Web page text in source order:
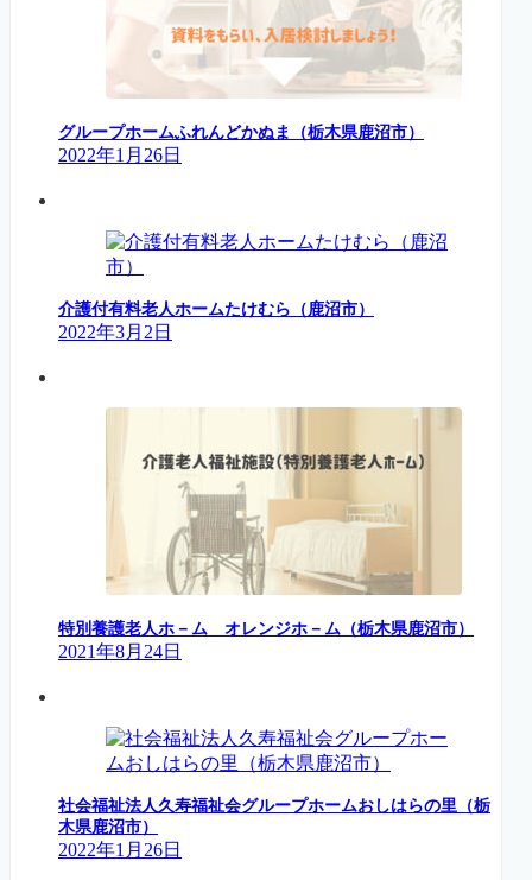
グループホームふれんどかぬま（栃木県鹿沼市）
2022年1月26日
介護付有料老人ホームたけむら（鹿沼市）
2022年3月2日
特別養護老人ホ－ム オレンジホ－ム（栃木県鹿沼市）
2021年8月24日
社会福祉法人久寿福祉会グループホームおしはらの里（栃
木県鹿沼市）
2022年1月26日